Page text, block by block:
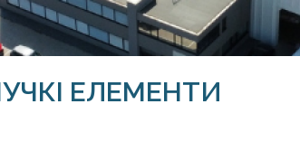
ЕЛЕМЕНТИ